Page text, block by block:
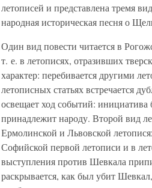
летописей и представлена тремя
народная историческая песня о
Один вид повести читается в
т. е. в летописях, отразивших
характер: перебивается другими
летописных статьях встречается
освещает ход событий:
принадлежит народу. Второй вид
Ермолинской и Львовской
Софийской первой летописи и в
выступления против Шевкала
раскрывается, как был убит